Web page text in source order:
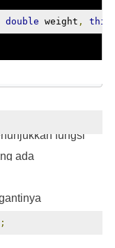
double weight , this
fungsi
ada
fungsi